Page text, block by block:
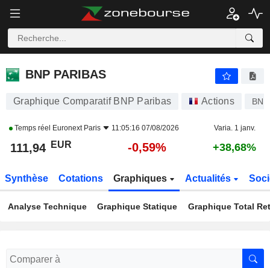
BNP PARIBAS
BNP PARIBAS
Graphique Comparatif BNP Paribas Actions BNP
Temps réel Euronext Paris 11:05:16 07/08/2026 Varia. 1 janv.
111,94 EUR -0,59% +38,68%
Synthèse Cotations Graphiques Actualités
Analyse Technique Graphique Statique Graphique Total